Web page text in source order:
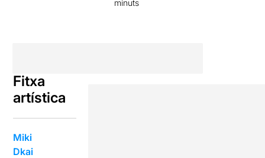
minuts
Fitxa
artística
Miki
Dkai